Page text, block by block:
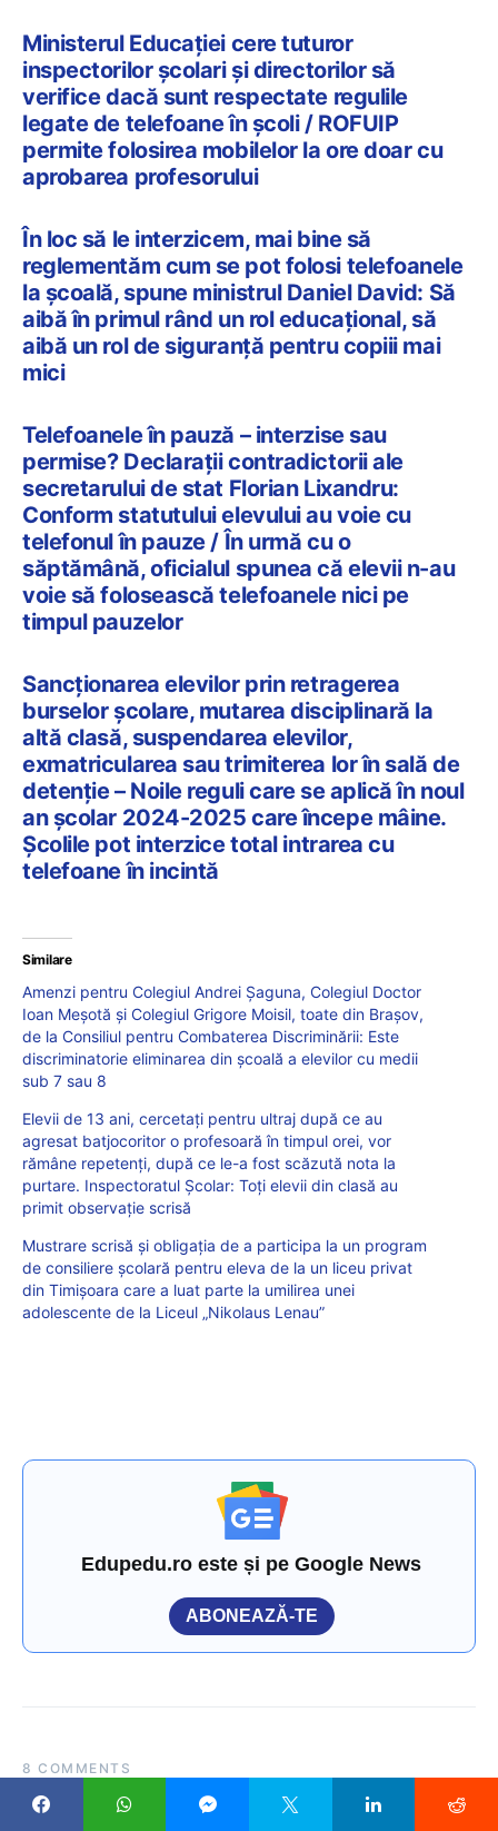
Ministerul Educației cere tuturor
inspectorilor școlari și directorilor să
verifice dacă sunt respectate regulile
legate de telefoane în școli / ROFUIP
permite folosirea mobilelor la ore doar cu
aprobarea profesorului
În loc să le interzicem, mai bine să
reglementăm cum se pot folosi telefoanele
la școală, spune ministrul Daniel David: Să
aibă în primul rând un rol educațional, să
aibă un rol de siguranță pentru copiii mai
mici
Telefoanele în pauză – interzise sau
permise? Declarații contradictorii ale
secretarului de stat Florian Lixandru:
Conform statutului elevului au voie cu
telefonul în pauze / În urmă cu o
săptămână, oficialul spunea că elevii n-au
voie să folosească telefoanele nici pe
timpul pauzelor
Sancționarea elevilor prin retragerea
burselor școlare, mutarea disciplinară la
altă clasă, suspendarea elevilor,
exmatricularea sau trimiterea lor în sală de
detenție – Noile reguli care se aplică în noul
an școlar 2024-2025 care începe mâine.
Școlile pot interzice total intrarea cu
telefoane în incintă
Similare
Amenzi pentru Colegiul Andrei Șaguna, Colegiul Doctor
Ioan Meșotă și Colegiul Grigore Moisil, toate din Brașov,
de la Consiliul pentru Combaterea Discriminării: Este
discriminatorie eliminarea din școală a elevilor cu medii
sub 7 sau 8
Elevii de 13 ani, cercetați pentru ultraj după ce au
agresat batjocoritor o profesoară în timpul orei, vor
rămâne repetenți, după ce le-a fost scăzută nota la
purtare. Inspectoratul Școlar: Toți elevii din clasă au
primit observație scrisă
Mustrare scrisă și obligația de a participa la un program
de consiliere școlară pentru eleva de la un liceu privat
din Timișoara care a luat parte la umilirea unei
adolescente de la Liceul „Nikolaus Lenau”
Edupedu.ro este și pe Google News
ABONEAZĂ-TE
8 COMMENTS